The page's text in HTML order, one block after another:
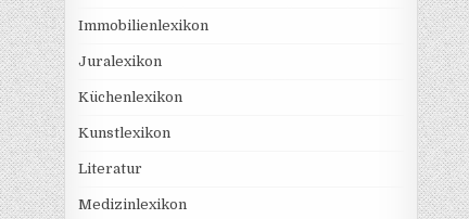
Immobilienlexikon
Juralexikon
Küchenlexikon
Kunstlexikon
Literatur
Medizinlexikon